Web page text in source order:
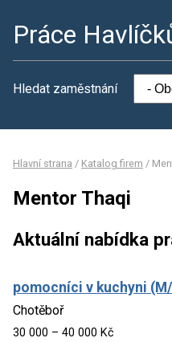
Práce
Hledat zaměstnání
Hlavní strana / Katalog firem /
Mentor Thaqi
Aktuální nabídka
pomocníci v kuchyni
Chotěboř
30 000 – 40 000 Kč